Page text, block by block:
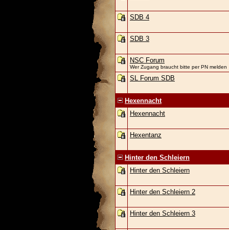
SDB 4
SDB 3
NSC Forum
Wer Zugang braucht bitte per PN melden
SL Forum SDB
Hexennacht
Hexennacht
Hexentanz
Hinter den Schleiern
Hinter den Schleiern
Hinter den Schleiern 2
Hinter den Schleiern 3